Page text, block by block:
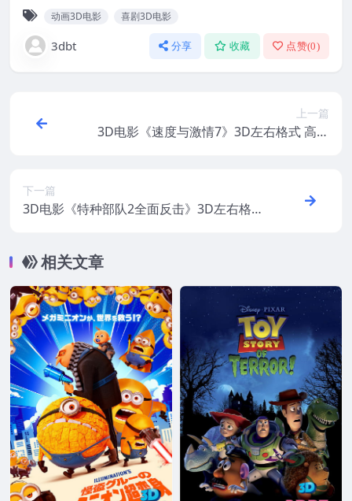
动画3D电影 喜剧3D电影
3dbt 分享 收藏 点赞(0)
上一篇
3D电影《速度与激情7》3D左右格式 高清
下一篇
3D电影《特种部队2全面反击》3D左右格式
相关文章